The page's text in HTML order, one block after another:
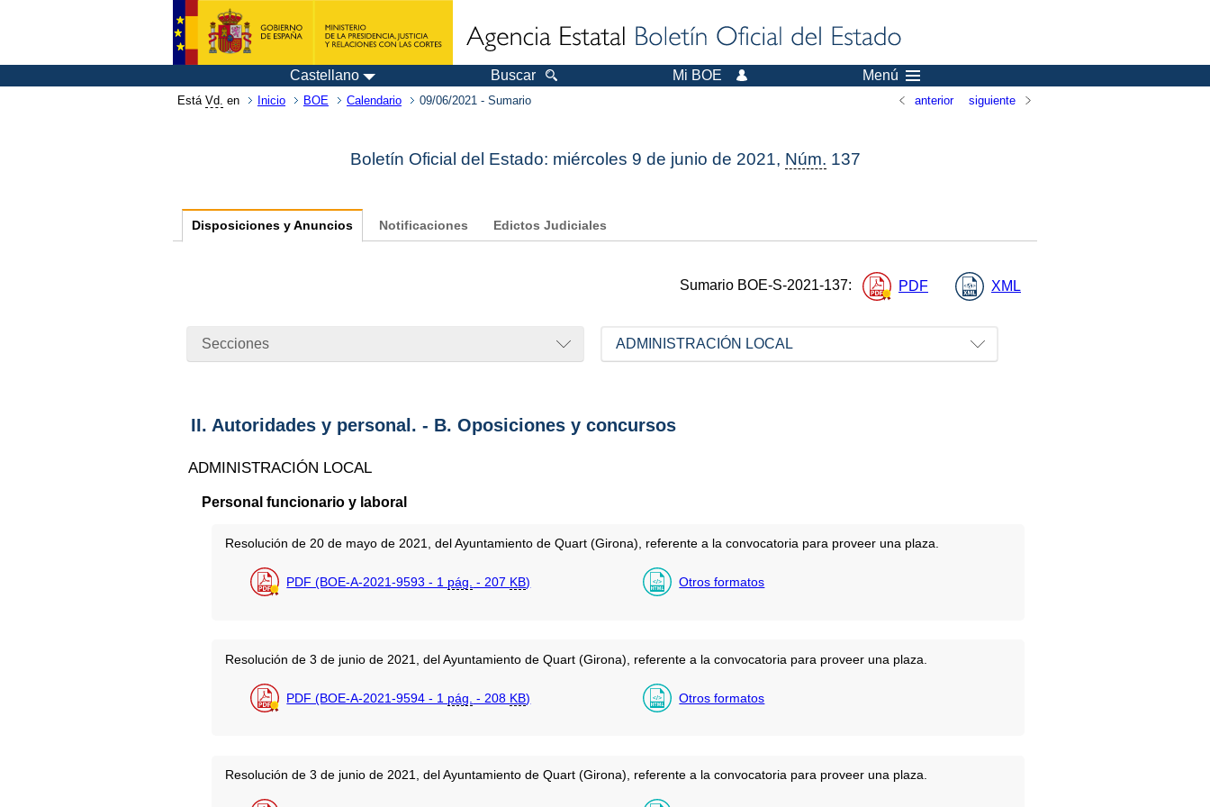
Castellano Buscar Mi BOE Menú
Está Vd. en Inicio BOE Calendario 09/06/2021 - Sumario anterior siguiente
Boletín Oficial del Estado: miércoles 9 de junio de 2021, Núm. 137
Disposiciones y Anuncios Notificaciones Edictos Judiciales
Sumario BOE-S-2021-137: PDF XML
Secciones ADMINISTRACIÓN LOCAL
II. Autoridades y personal. - B. Oposiciones y concursos
ADMINISTRACIÓN LOCAL
Personal funcionario y laboral
Resolución de 20 de mayo de 2021, del Ayuntamiento de Quart (Girona), referente a la convocatoria para proveer una plaza.
PDF (BOE-A-2021-9593 - 1 pág. - 207 KB) Otros formatos
Resolución de 3 de junio de 2021, del Ayuntamiento de Quart (Girona), referente a la convocatoria para proveer una plaza.
PDF (BOE-A-2021-9594 - 1 pág. - 208 KB) Otros formatos
Resolución de 3 de junio de 2021, del Ayuntamiento de Quart (Girona), referente a la convocatoria para proveer una plaza.